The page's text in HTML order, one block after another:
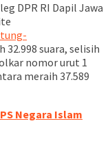
DPR RI Dapil Jawa
32.998 suara, selisih
nomor urut 1
meraih 37.589
Negara Islam